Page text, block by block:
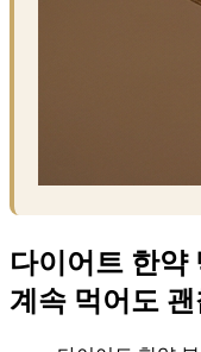
다이어트 한약
계속 먹어도